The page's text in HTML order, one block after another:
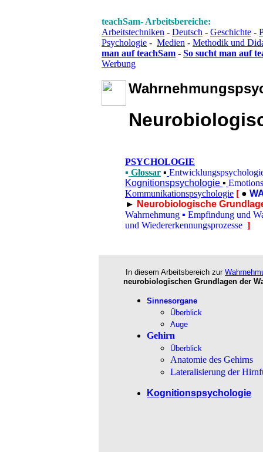
teachSam- Arbeitsbereiche:
Arbeitstechniken - Deutsch - Geschichte -
Psychologie - Medien - Methodik und
man auf teachSam - So sucht man auf
Werbung
PSYCHOLOGIE
▪ Glossar ▪
Kognitionspsychologie ▪
Kommunikationspsychologie [ ●
► Neurobiologische
Wahrnehmung ▪ Empfindung und
und Wiedererkennungsprozesse ]
In diesem Arbeitsbereich zur
neurobiologischen Grundlagen der
Sinnesorgane
Überblick
Auge
Gehirn
Überblick
Anatomie des Gehirns
Lateralisierung der
Kognitionspsychologie